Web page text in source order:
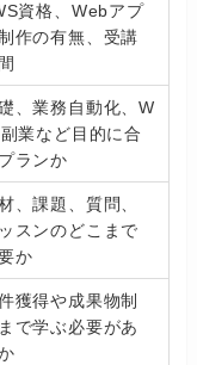
資格、Webアプ
作の有無、受講
、業務自動化、W
業など目的に合
ランか
、課題、質問、
スンのどこまで
か
獲得や成果物制
で学ぶ必要があ